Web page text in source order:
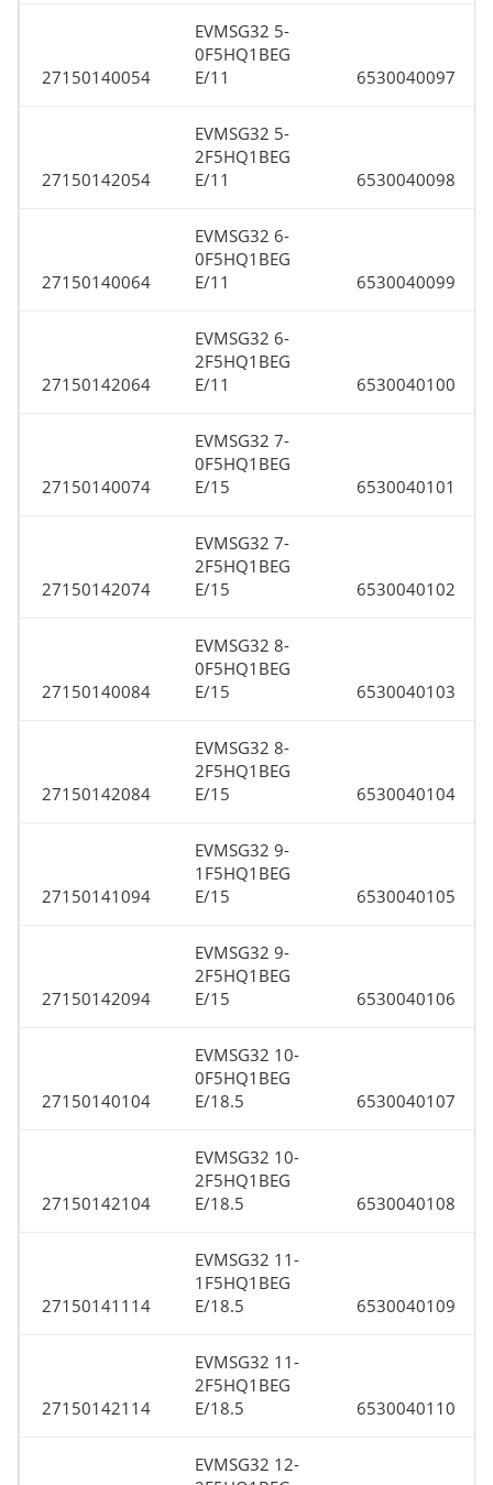
27150140054
EVMSG32 5-
0F5HQ1BEG
E/11
6530040097
27150142054
EVMSG32 5-
2F5HQ1BEG
E/11
6530040098
27150140064
EVMSG32 6-
0F5HQ1BEG
E/11
6530040099
27150142064
EVMSG32 6-
2F5HQ1BEG
E/11
6530040100
27150140074
EVMSG32 7-
0F5HQ1BEG
E/15
6530040101
27150142074
EVMSG32 7-
2F5HQ1BEG
E/15
6530040102
27150140084
EVMSG32 8-
0F5HQ1BEG
E/15
6530040103
27150142084
EVMSG32 8-
2F5HQ1BEG
E/15
6530040104
27150141094
EVMSG32 9-
1F5HQ1BEG
E/15
6530040105
27150142094
EVMSG32 9-
2F5HQ1BEG
E/15
6530040106
27150140104
EVMSG32 10-
0F5HQ1BEG
E/18.5
6530040107
27150142104
EVMSG32 10-
2F5HQ1BEG
E/18.5
6530040108
27150141114
EVMSG32 11-
1F5HQ1BEG
E/18.5
6530040109
27150142114
EVMSG32 11-
2F5HQ1BEG
E/18.5
6530040110
EVMSG32 12-